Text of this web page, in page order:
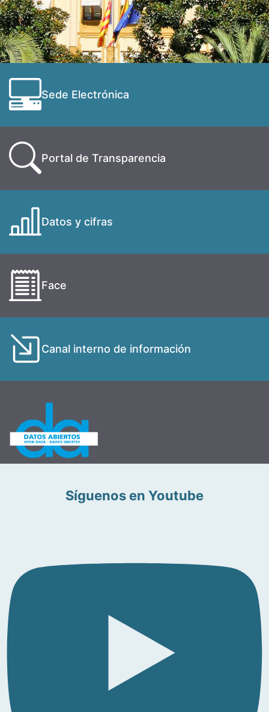
Sede Electrónica
Portal de Transparencia
Datos y cifras
Face
Canal interno de información
Síguenos en Youtube